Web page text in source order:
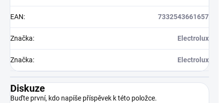
EAN: 7332543661657
Značka: Electrolux
Značka: Electrolux
Diskuze
Buďte první, kdo napíše příspěvek k této položce.